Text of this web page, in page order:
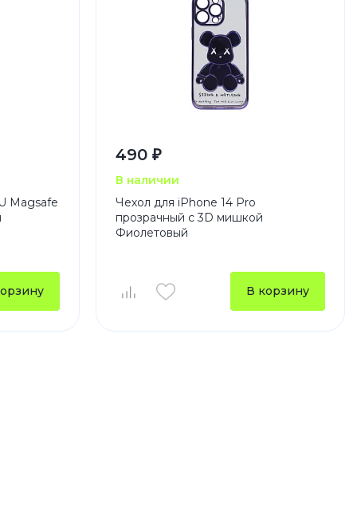
Magsafe
490 ₽
В наличии
Чехол для iPhone 14 Pro
прозрачный с 3D мишкой
Фиолетовый
В корзину